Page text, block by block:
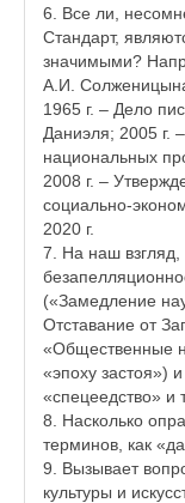
6. Все ли,
Стандарт,
значимыми?
А.И.
1965 г. – Дело
Даниэля; 2005 г.
национальных
2008 г. –
социально-
2020 г.
7. На наш взгляд,
(«Замедление
Отставание от
«Общественные
«эпоху застоя»)
«спецеедство» и
8. Насколько
терминов, как
9. Вызывает
культуры и